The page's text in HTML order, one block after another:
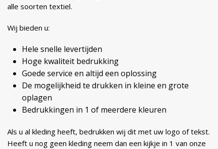
alle soorten textiel.
Wij bieden u:
Hele snelle levertijden
Hoge kwaliteit bedrukking
Goede service en altijd een oplossing
De mogelijkheid te drukken in kleine en grote
oplagen
Bedrukkingen in 1 of meerdere kleuren
Als u al kleding heeft, bedrukken wij dit met uw logo of tekst.
Heeft u nog geen kleding neem dan een kijkje in 1 van onze